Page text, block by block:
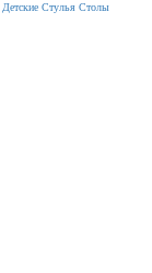
Детские Стулья Столы